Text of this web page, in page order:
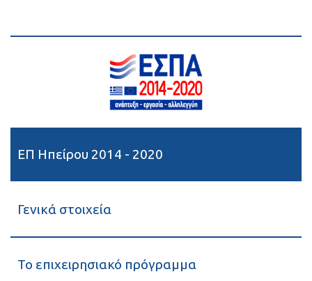
ΕΠ Ηπείρου 2014 - 2020
Γενικά στοιχεία
Το επιχειρησιακό πρόγραμμα